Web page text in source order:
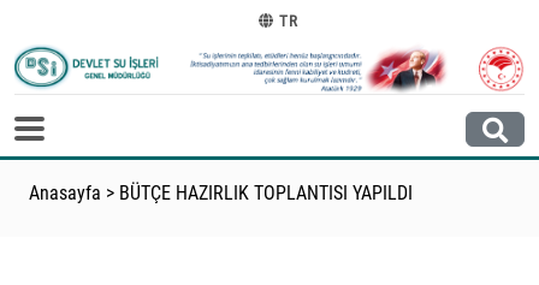
TR
Anasayfa > BÜTÇE HAZIRLIK TOPLANTISI YAPILDI